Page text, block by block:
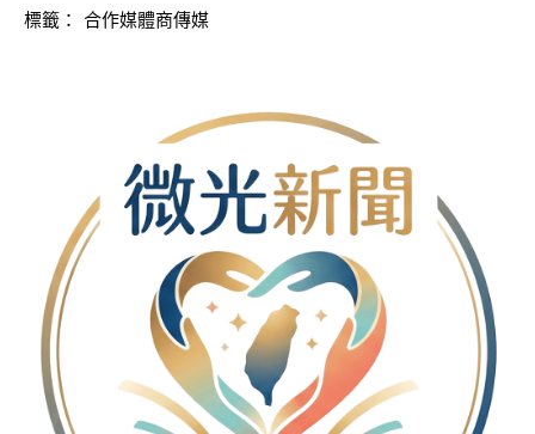
標籤： 合作媒體商傳媒